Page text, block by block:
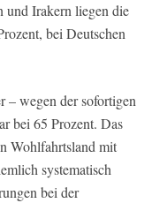
und Irakern liegen die
bei Deutschen
wegen der sofortigen
bei 65 Prozent. Das
Wohlfahrtsland mit
systematisch
bei der